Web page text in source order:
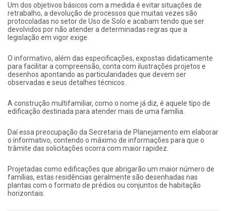
Um dos objetivos básicos com a medida é evitar situações de
retrabalho, a devolução de processos que muitas vezes são
protocoladas no setor de Uso de Solo e acabam tendo que ser
devolvidos por não atender a determinadas regras que a
legislação em vigor exige.
O informativo, além das especificações, expostas didaticamente
para facilitar a compreensão, conta com ilustrações projetos e
desenhos apontando as particularidades que devem ser
observadas e seus detalhes técnicos.
A construção multifamiliar, como o nome já diz, é aquele tipo de
edificação destinada para atender mais de uma família.
Daí essa preocupação da Secretaria de Planejamento em elaborar
o informativo, contendo o máximo de informações para que o
trâmite das solicitações ocorra com maior rapidez.
Projetadas como edificações que abrigarão um maior número de
famílias, estas residências geralmente são desenhadas nas
plantas com o formato de prédios ou conjuntos de habitação
horizontais.